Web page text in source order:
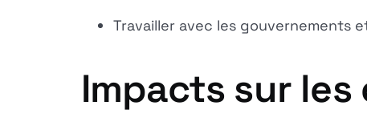
Travailler avec les gouvernements
Impacts sur